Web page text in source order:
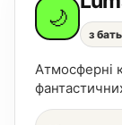
🌙
з
Атмосферні